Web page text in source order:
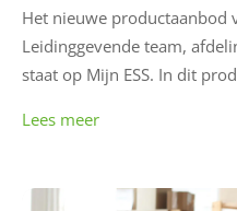
Het nieuwe productaanbod
Leidinggevende team,
staat op Mijn ESS. In dit
Lees meer